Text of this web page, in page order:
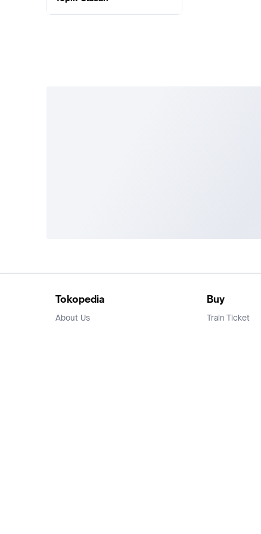
Tokopedia
About Us
Buy
Train Ticket